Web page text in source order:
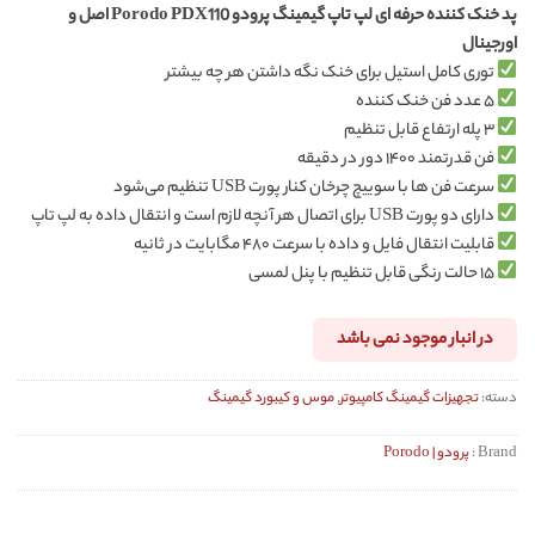
پد خنک کننده حرفه ای لپ تاپ گیمینگ پرودو Porodo PDX110 اصل و
اورجینال
توری کامل استیل برای خنک نگه داشتن هر چه بیشتر
۵ عدد فن خنک کننده
۳ پله ارتفاع قابل تنظیم
فن قدرتمند ۱۴۰۰ دور در دقیقه
سرعت فن ها با سوییچ چرخان کنار پورت USB تنظیم می‌شود
دارای دو پورت USB برای اتصال هر آنچه لازم است و انتقال داده به لپ تاپ
قابلیت انتقال فایل و داده با سرعت ۴۸۰ مگابایت در ثانیه
۱۵ حالت رنگی قابل تنظیم با پنل لمسی
در انبار موجود نمی باشد
دسته:تجهیزات گیمینگ کامپیوتر,موس و کیبورد گیمینگ
Brand : پرودو | Porodo